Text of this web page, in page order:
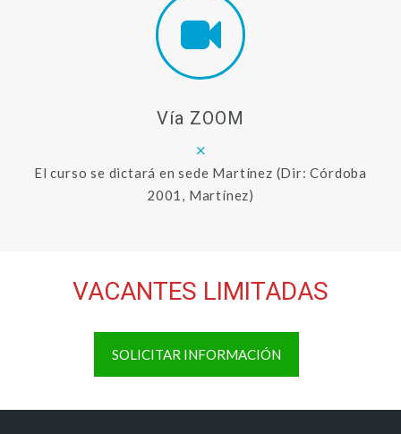
Vía ZOOM
El curso se dictará en sede Martínez (Dir: Córdoba
2001, Martínez)
VACANTES LIMITADAS
SOLICITAR INFORMACIÓN